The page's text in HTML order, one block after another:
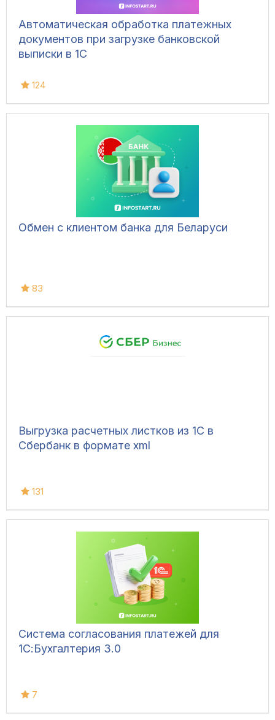
Автоматическая обработка платежных
документов при загрузке банковской
выписки в 1С
124
Обмен с клиентом банка для Беларуси
83
Выгрузка расчетных листков из 1С в
Сбербанк в формате xml
131
Система согласования платежей для
1С:Бухгалтерия 3.0
7